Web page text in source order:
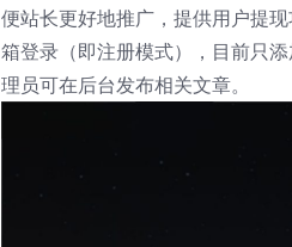
便站长更好地推广，提供用户提
箱登录（即注册模式），目前只
理员可在后台发布相关文章。